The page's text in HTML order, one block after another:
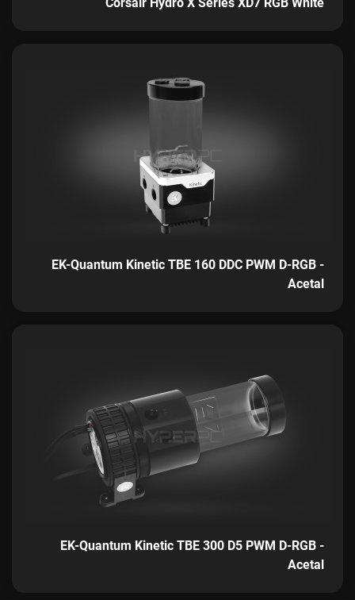
EK-Quantum Kinetic TBE 160 DDC PWM D-RGB -
Acetal
EK-Quantum Kinetic TBE 300 D5 PWM D-RGB -
Acetal